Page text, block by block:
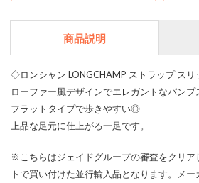
商品説明
◇ロンシャン LONGCHAMP ストラップ スリ
ローファー風デザインでエレガントなパンプ
フラットタイプで歩きやすい◎
上品な足元に仕上がる一足です。
※こちらはジェイドグループの審査をクリア
トで買い付けた並行輸入品となります。メ